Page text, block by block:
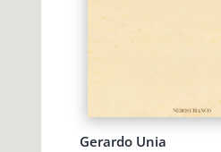
Premio letterario Giallovalle
il tuo carrello
Gerardo Unia